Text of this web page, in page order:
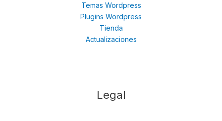
Temas Wordpress
Plugins Wordpress
Tienda
Actualizaciones
Legal